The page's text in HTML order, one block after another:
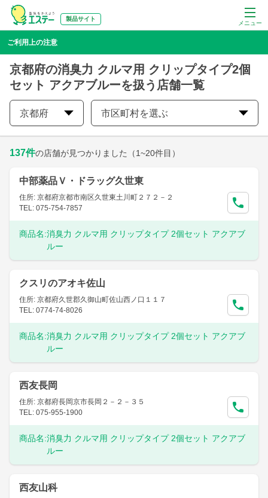
メニュー
製品サイト
ご利用上の注意
京都府の消臭力 クルマ用 クリップタイプ2個
セット アクアブルーを扱う店舗一覧
京都府 市区町村を選ぶ
137件の店舗が見つかりました （1~20件目）
中部薬品Ｖ・ドラッグ久世東
住所: 京都府京都市南区久世東土川町２７２－２
TEL: 075-754-7857
商品名:消臭力 クルマ用 クリップタイプ 2個セット アクアブ
ルー
クスリのアオキ佐山
住所: 京都府久世郡久御山町佐山西ノ口１１７
TEL: 0774-74-8026
商品名:消臭力 クルマ用 クリップタイプ 2個セット アクアブ
ルー
西友長岡
住所: 京都府長岡京市長岡２－２－３５
TEL: 075-955-1900
商品名:消臭力 クルマ用 クリップタイプ 2個セット アクアブ
ルー
西友山科